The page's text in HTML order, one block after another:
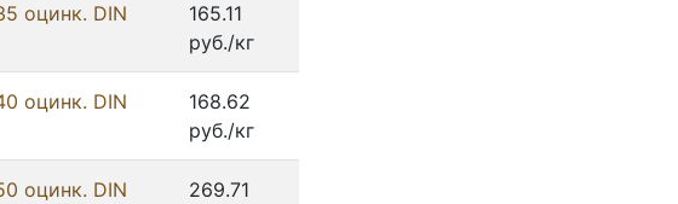
оцинк. DIN
165.11
руб./кг
оцинк. DIN
168.62
руб./кг
оцинк. DIN
269.71